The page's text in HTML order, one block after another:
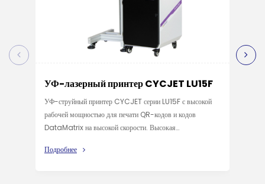
УФ-лазерный принтер CYCJET LU15F
УФ-струйный принтер CYCJET серии LU15F с высокой
рабочей мощностью для печати QR-кодов и кодов
DataMatrix на высокой скорости. Высокая
стабильность; соответствует международным стандартам
Подробнее